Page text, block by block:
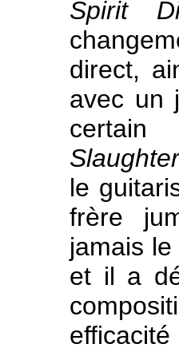
Spirit
direct,
avec un
certain
le
frère
jamais
et il a
efficacité